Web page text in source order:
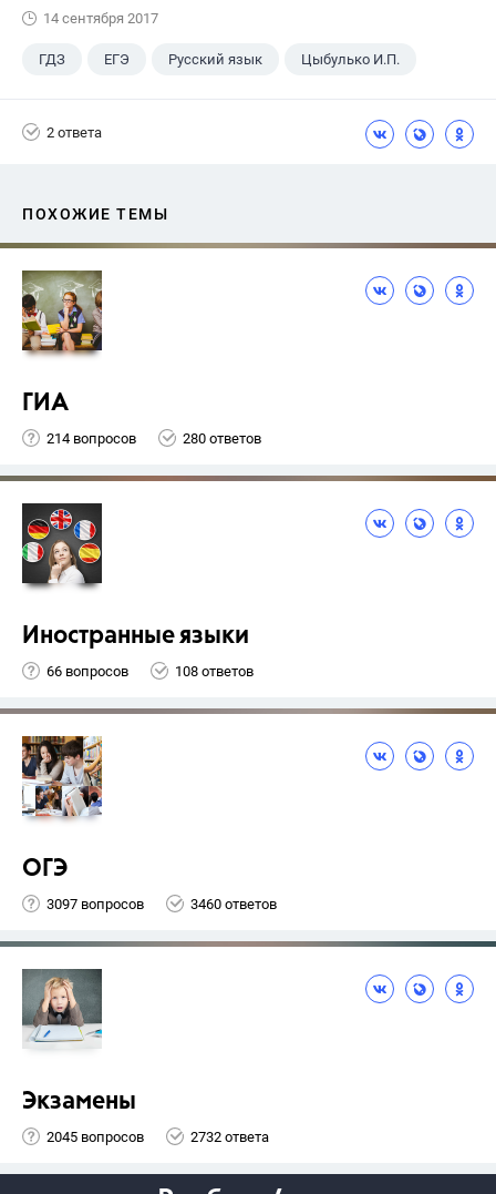
14 сентября 2017
ГДЗ ЕГЭ Русский язык Цыбулько И.П.
2 ответа
ПОХОЖИЕ ТЕМЫ
ГИА
214 вопросов 280 ответов
Иностранные языки
66 вопросов 108 ответов
ОГЭ
3097 вопросов 3460 ответов
Экзамены
2045 вопросов 2732 ответа